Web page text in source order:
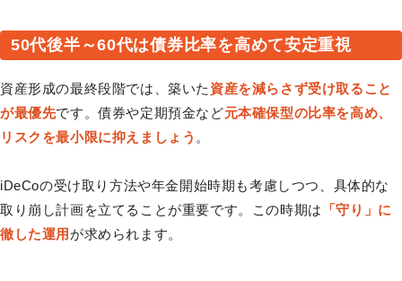
50代後半～60代は債券比率を高めて安定重視
資産形成の最終段階では、築いた 資産を減らさず受け取ること
が最優先です。債券や定期預金など元本確保型の比率を高め、
リスクを最小限に抑えましょう 。
iDeCoの受け取り方法や年金開始時期も考慮しつつ、具体的な
取り崩し計画を立てることが重要です。この時期は
「守り」に
徹した運用 が求められます。